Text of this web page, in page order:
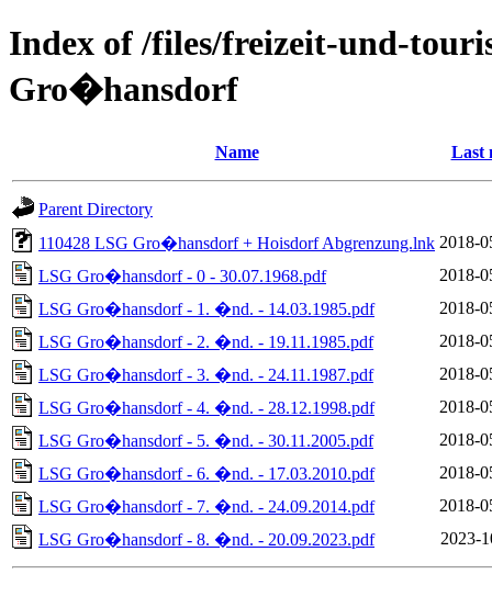
Index of /files/freizeit-und-
Gro�hansdorf
Name Last
Parent Directory
110428 LSG Gro�hansdorf + Hoisdorf Abgrenzung.lnk 2018-
LSG Gro�hansdorf - 0 - 30.07.1968.pdf
2018-
LSG Gro�hansdorf - 1. �nd. - 14.03.1985.pdf
2018-
LSG Gro�hansdorf - 2. �nd. - 19.11.1985.pdf
2018-
LSG Gro�hansdorf - 3. �nd. - 24.11.1987.pdf
2018-
LSG Gro�hansdorf - 4. �nd. - 28.12.1998.pdf
2018-
LSG Gro�hansdorf - 5. �nd. - 30.11.2005.pdf
2018-
LSG Gro�hansdorf - 6. �nd. - 17.03.2010.pdf
2018-
LSG Gro�hansdorf - 7. �nd. - 24.09.2014.pdf
2018-
LSG Gro�hansdorf - 8. �nd. - 20.09.2023.pdf
2023-